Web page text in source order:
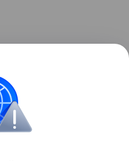
подсветки.